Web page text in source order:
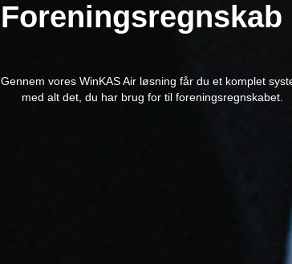
Foreningsregnskab
Gennem vores WinKAS Air løsning får du et komplet
med alt det, du har brug for til foreningsregnskabet.